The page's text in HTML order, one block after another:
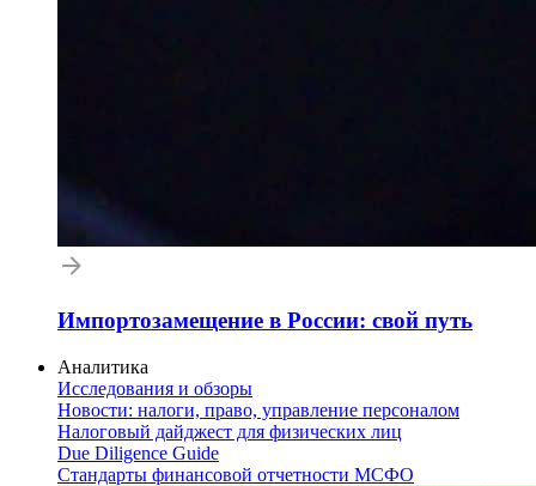
Импортозамещение в России: свой путь
Аналитика
Исследования и обзоры
Новости: налоги, право, управление персоналом
Налоговый дайджест для физических лиц
Due Diligence Guide
Стандарты финансовой отчетности МСФО